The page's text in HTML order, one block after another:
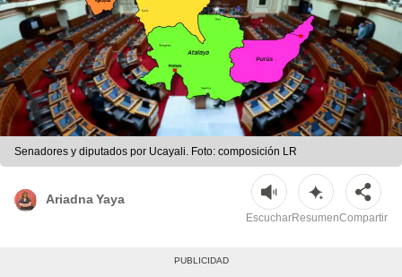
Senadores y diputados por Ucayali. Foto: composición LR
Ariadna Yaya
EscucharResumenCompartir